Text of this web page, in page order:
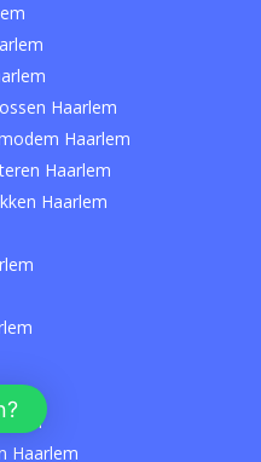
Haarlem
Haarlem
Haarlem
Haarlem
Haarlem